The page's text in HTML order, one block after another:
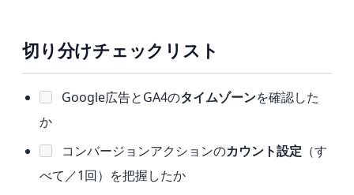
切り分けチェックリスト
Google広告とGA4のタイムゾーンを確認した
か
コンバージョンアクションのカウント設定 （す
べて／1回）を把握したか